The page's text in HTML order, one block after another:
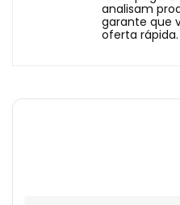
analisam
garante que
oferta rápida.